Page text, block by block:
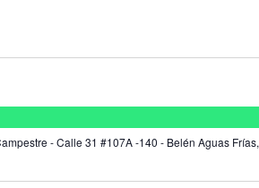
- Calle 31 #107A -140 - Belén Aguas